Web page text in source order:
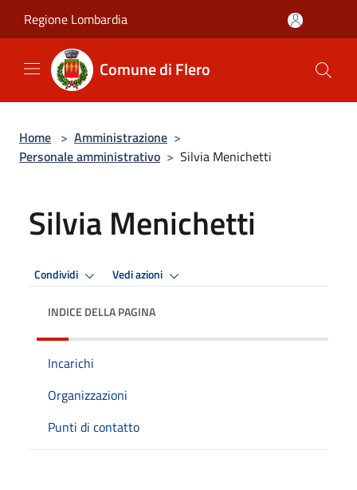
Regione Lombardia
Comune di Flero
Home > Amministrazione >
Personale amministrativo > Silvia Menichetti
Silvia Menichetti
Condividi Vedi azioni
INDICE DELLA PAGINA
Incarichi
Organizzazioni
Punti di contatto